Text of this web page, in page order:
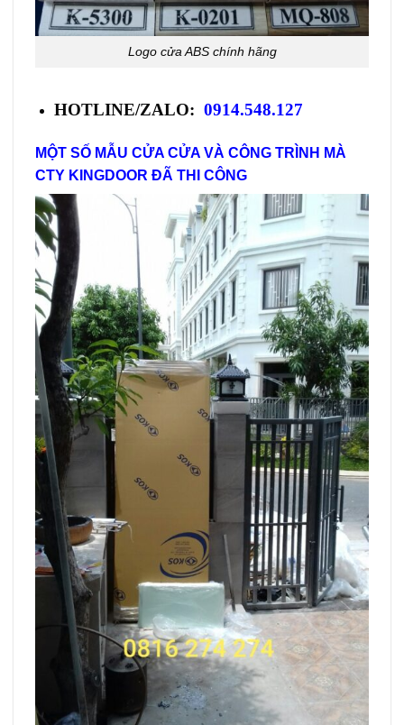
Logo cửa ABS chính hãng
HOTLINE/ZALO: 0914.548.127
MỘT SỐ MẪU CỬA CỬA VÀ CÔNG TRÌNH MÀ
CTY KINGDOOR ĐÃ THI CÔNG